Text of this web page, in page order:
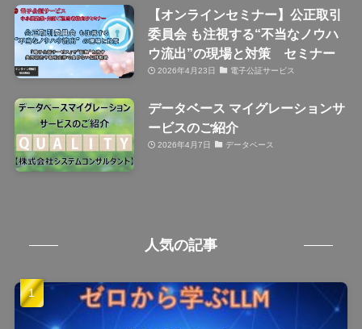
【オンラインセミナー】公正取引
委員会 も注視する“不当なノウハ
ウ流出”の現場と対策 セミナー
2026年4月23日 電子公証サービス
データベース マイグレーションサ
ービスのご紹介
2026年4月7日 データベース
人気の記事